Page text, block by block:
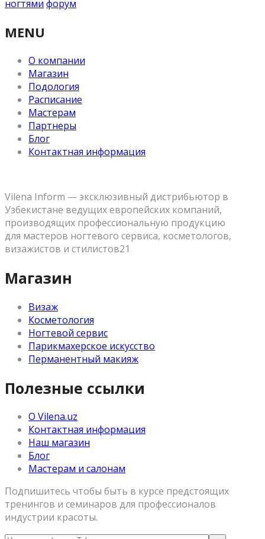
ногтями форум
MENU
О компании
Магазин
Подология
Расписание
Мастерам
Партнеры
Блог
Контактная информация
Vilena Inform — эксклюзивный дистрибьютор в
Узбекистане ведущих европейских компаний,
производящих профессиональную продукцию
для мастеров ногтевого сервиса, косметологов,
визажистов и стилистов21
Магазин
Визаж
Косметология
Ногтевой сервис
Парикмахерское искусство
Перманентный макияж
Полезные ссылки
О Vilena.uz
Контактная информация
Наш магазин
Блог
Мастерам и салонам
Подпишитесь чтобы быть в курсе предстоящих
тренингов и семинаров для профессионалов
индустрии красоты.